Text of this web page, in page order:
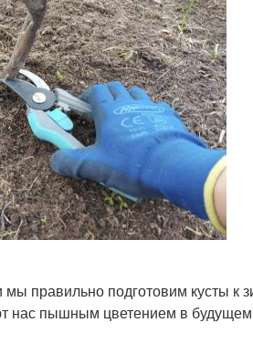
правильно подготовим кусты к
нас пышным цветением в